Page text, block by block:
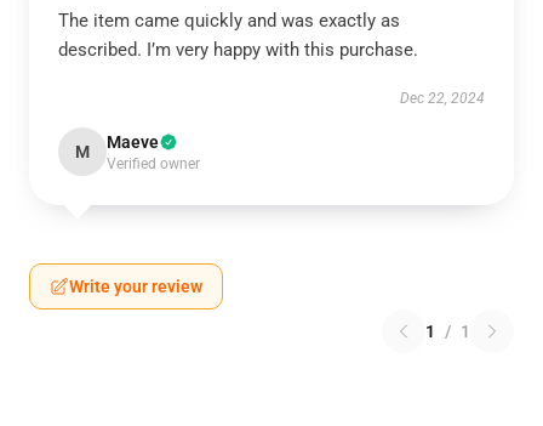
The item came quickly and was exactly as
described. I’m very happy with this purchase.
Dec 22, 2024
M Maeve
Verified owner
Write your review
1 / 1